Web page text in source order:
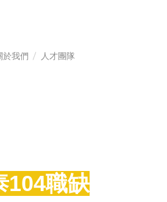
於我們 人才團隊
104職缺